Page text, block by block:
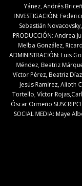
Yánez, Andrés
INVESTIGACIÓN:
Sebastián
PRODUCCIÓN: Andrea
Melba González,
ADMINISTRACIÓN: Luis
Méndez, Beatriz
Víctor Pérez, Beatriz
Jesús Ramírez, Alioth
Tortello, Víctor
Óscar Ormeño
SOCIAL MEDIA: Maye